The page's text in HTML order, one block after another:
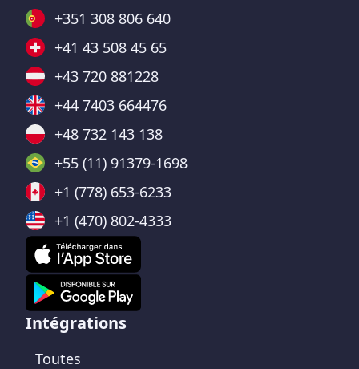
+351 308 806 640
+41 43 508 45 65
+43 720 881228
+44 7403 664476
+48 732 143 138
+55 (11) 91379-1698
+1 (778) 653-6233
+1 (470) 802-4333
Intégrations
Toutes